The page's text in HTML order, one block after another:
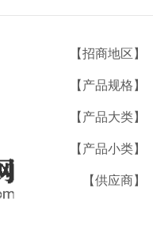
【招商地区】
【产品规格】
【产品大类】
【产品小类】
【供应商】